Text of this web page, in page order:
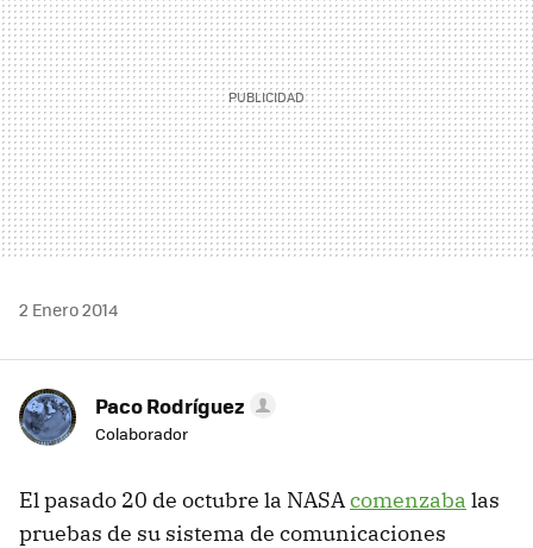
2 Enero 2014
Paco Rodríguez
Colaborador
El pasado 20 de octubre la NASAcomenzaba las
pruebas de su sistema de comunicaciones